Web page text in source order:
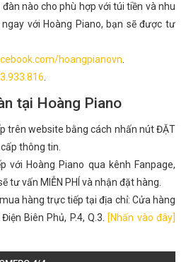
nào cho phù hợp với túi tiền và nhu
với Hoàng Piano, bạn sẽ được tư
hoangpianovn
tại Hoàng Piano
trên website bằng cách nhấn nút ĐẶT
thông tin.
với Hoàng Piano qua kênh Fanpage,
tư vấn MIỄN PHÍ và nhận đặt hàng.
hàng trực tiếp tại địa chỉ: Cửa hàng
Biên Phủ, P.4, Q.3.
[Nhấn vào đây]